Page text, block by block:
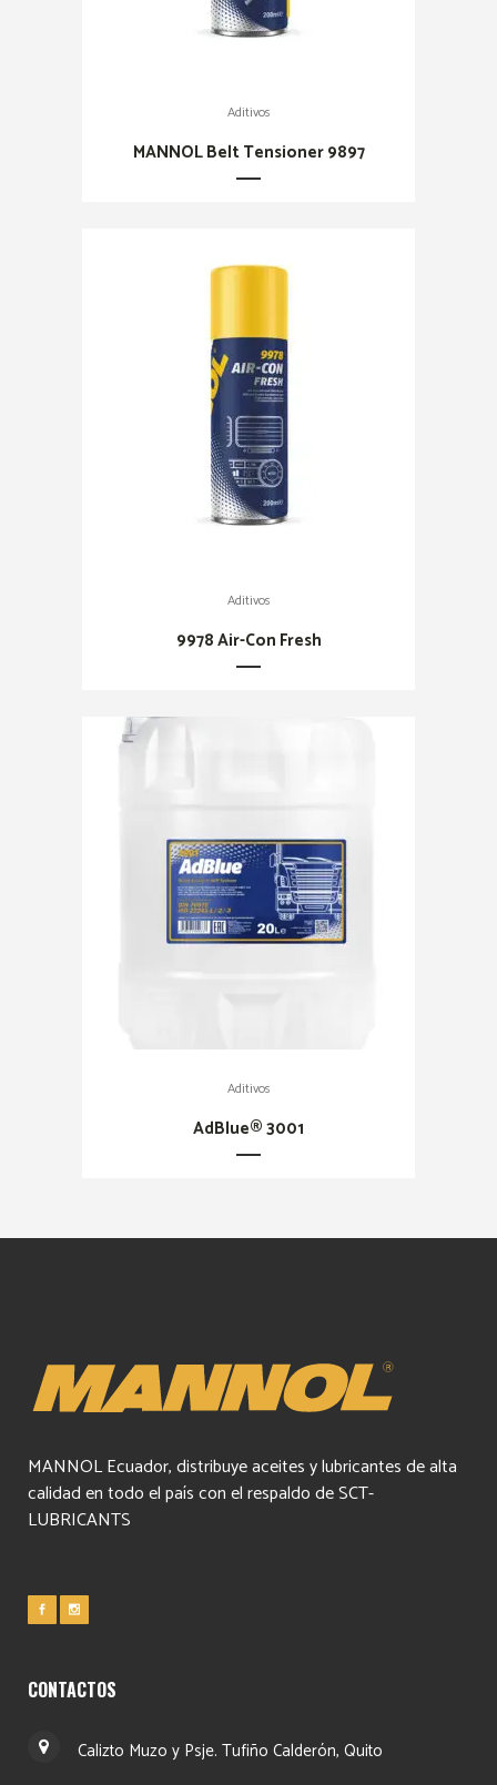
Aditivos
MANNOL Belt Tensioner 9897
Aditivos
9978 Air-Con Fresh
Aditivos
AdBlue® 3001
MANNOL Ecuador, distribuye aceites y lubricantes de alta
calidad en todo el país con el respaldo de SCT-
LUBRICANTS
CONTACTOS
Calizto Muzo y Psje. Tufiño Calderón, Quito